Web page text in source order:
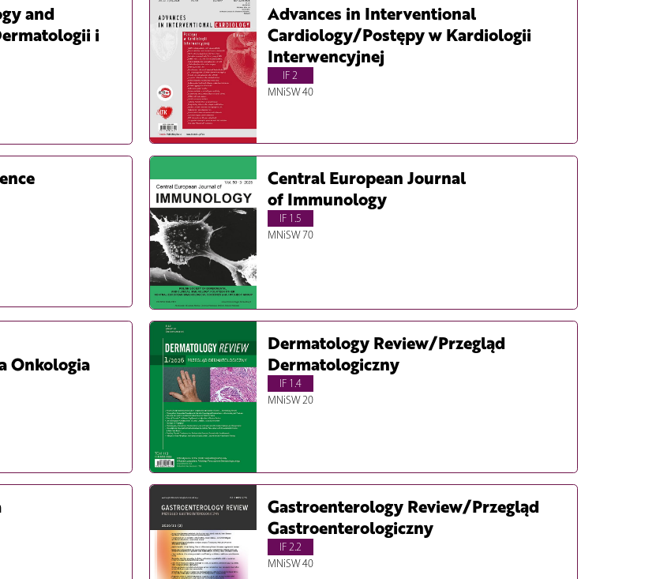
and
i
Advances in Interventional
Cardiology/Postępy w Kardiologii
Interwencyjnej
IF 2
MNiSW 40
Central European Journal
of Immunology
IF 1.5
MNiSW 70
Onkologia
Dermatology Review/Przegląd
Dermatologiczny
IF 1.4
MNiSW 20
Gastroenterology Review/Przegląd
Gastroenterologiczny
IF 2.2
MNiSW 40